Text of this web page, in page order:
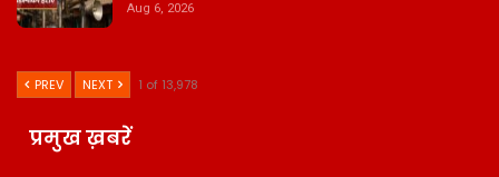
Aug 6, 2026
PREV NEXT 1 of 13,978
प्रमुख ख़बरें